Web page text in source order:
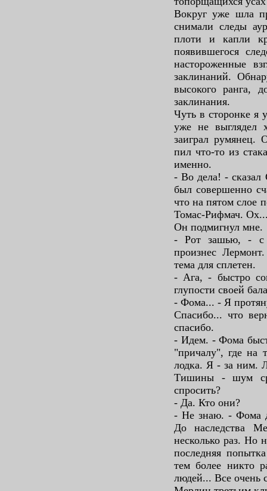
Вокруг уже шла
снимали следы
плоти и капли
появившегося
настороженные
заклинаний.
высокого ранга,
заклинания.
Чуть в сторонке я
уже не выглядел
заиграл румянец.
пил что-то из
именно.
- Во дела! - сказал
был совершенно
что на пятом слое
Томас-Рифмач.
Он подмигнул мне.
- Рот зашью, - с
произнес
тема для сплетен.
- Ага, - быстро
глупости своей
- Фома... - Я
Спасибо... что
спасибо.
- Идем. - Фома
"причалу", где на
лодка. Я - за ним.
Тишины - шум
спросить?
- Да. Кто они?
- Не знаю. - Фома
До наследства
несколько раз. Но
последняя
тем более никто
людей... Все очень